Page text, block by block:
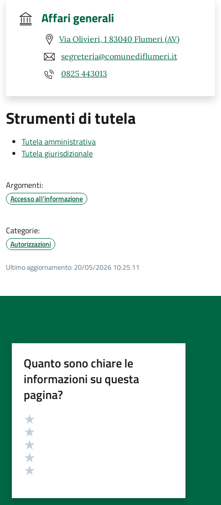
Affari generali
Via Olivieri, 1 83040 Flumeri (AV)
segreteria@comunediflumeri.it
0825 443013
Strumenti di tutela
Tutela amministrativa
Tutela giurisdizionale
Argomenti:
Accesso all'informazione
Categorie:
Autorizzazioni
Ultimo aggiornamento: 20/05/2026 10:25.11
Quanto sono chiare le
informazioni su questa
pagina?
Valutazione